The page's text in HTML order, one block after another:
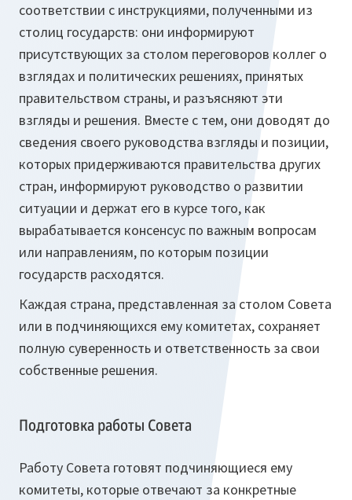
соответствии с инструкциями, полученными из
столиц государств: они информируют
присутствующих за столом переговоров коллег о
взглядах и политических решениях, принятых
правительством страны, и разъясняют эти
взгляды и решения. Вместе с тем, они доводят до
сведения своего руководства взгляды и позиции,
которых придерживаются правительства других
стран, информируют руководство о развитии
ситуации и держат его в курсе того, как
вырабатывается консенсус по важным вопросам
или направлениям, по которым позиции
государств расходятся.
Каждая страна, представленная за столом Совета
или в подчиняющихся ему комитетах, сохраняет
полную суверенность и ответственность за свои
собственные решения.
Подготовка работы Совета
Работу Совета готовят подчиняющиеся ему
комитеты, которые отвечают за конкретные